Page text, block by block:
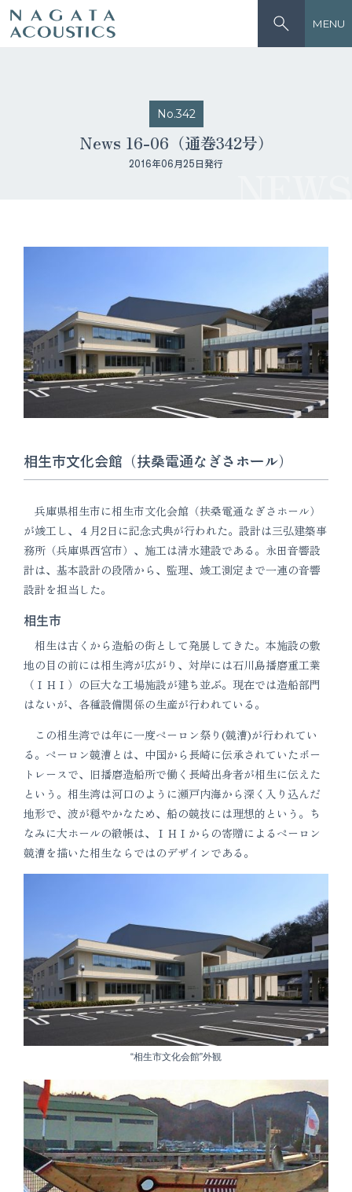
MENU
No.342
News 16-06（通巻342号）
2016年06月25日発行
相生市文化会館（扶桑電通なぎさホール）
兵庫県相生市に相生市文化会館（扶桑電通なぎさホール）
が竣工し、４月2日に記念式典が行われた。設計は三弘建築事
務所（兵庫県西宮市）、施工は清水建設である。永田音響設
計は、基本設計の段階から、監理、竣工測定まで一連の音響
設計を担当した。
相生市
相生は古くから造船の街として発展してきた。本施設の敷
地の目の前には相生湾が広がり、対岸には石川島播磨重工業
（ＩＨＩ）の巨大な工場施設が建ち並ぶ。現在では造船部門
はないが、各種設備関係の生産が行われている。
この相生湾では年に一度ペーロン祭り(競漕)が行われてい
る。ペーロン競漕とは、中国から長崎に伝承されていたボー
トレースで、旧播磨造船所で働く長崎出身者が相生に伝えた
という。相生湾は河口のように瀬戸内海から深く入り込んだ
地形で、波が穏やかなため、船の競技には理想的という。ち
なみに大ホールの緞帳は、ＩＨＩからの寄贈によるペーロン
競漕を描いた相生ならではのデザインである。
“相生市文化会館”外観